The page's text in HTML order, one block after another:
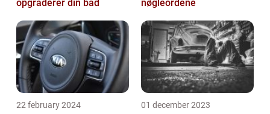
opgraderer din båd nøgleordene
22 february 2024 01 december 2023